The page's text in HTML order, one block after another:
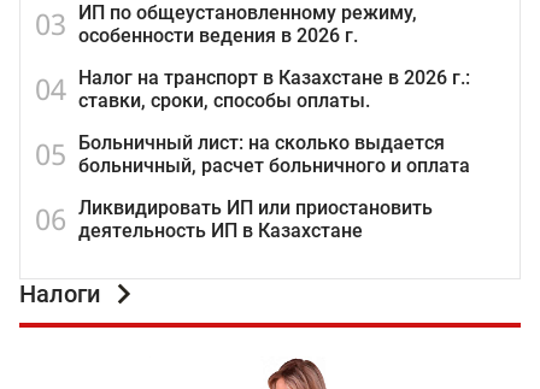
03
ИП по общеустановленному режиму,
особенности ведения в 2026 г.
04 Налог на транспорт в Казахстане в 2026 г.:
ставки, сроки, способы оплаты.
05
Больничный лист: на сколько выдается
больничный, расчет больничного и оплата
06 Ликвидировать ИП или приостановить
деятельность ИП в Казахстане
Налоги